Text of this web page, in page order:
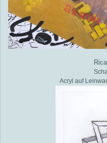
Acryl auf